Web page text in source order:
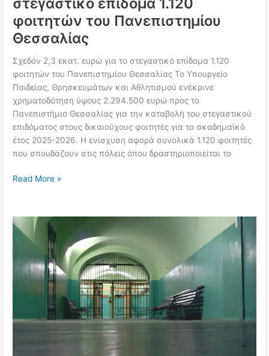
φοιτητών του Πανεπιστημίου
Θεσσαλίας
Σχεδόν 2,3 εκατ. ευρώ για το στεγαστικό επίδομα 1.120
φοιτητών του Πανεπιστημίου Θεσσαλίας Το Υπουργείο
Παιδείας, Θρησκευμάτων και Αθλητισμού ενέκρινε
χρηματοδότηση ύψους 2.294.500 ευρώ προς το
Πανεπιστήμιο Θεσσαλίας για την καταβολή του στεγαστικού
επιδόματος στους δικαιούχους φοιτητές για το ακαδημαϊκό
έτος 2025-2026. Η ενίσχυση αφορά συνολικά 1.120 φοιτητές
που σπουδάζουν στις πόλεις όπου δραστηριοποιείται το
Σχεδόν
ευρώ
για
στεγαστικό
επίδομα
φοιτητών
Πανεπιστημίου
Read More »